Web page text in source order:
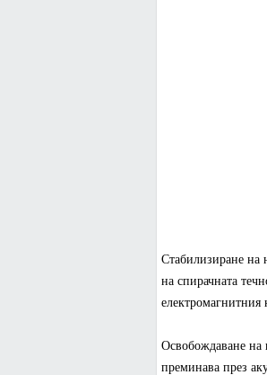
Стабилизиране на
на спирачната
електромагнитния
Освобождаване на
преминава през